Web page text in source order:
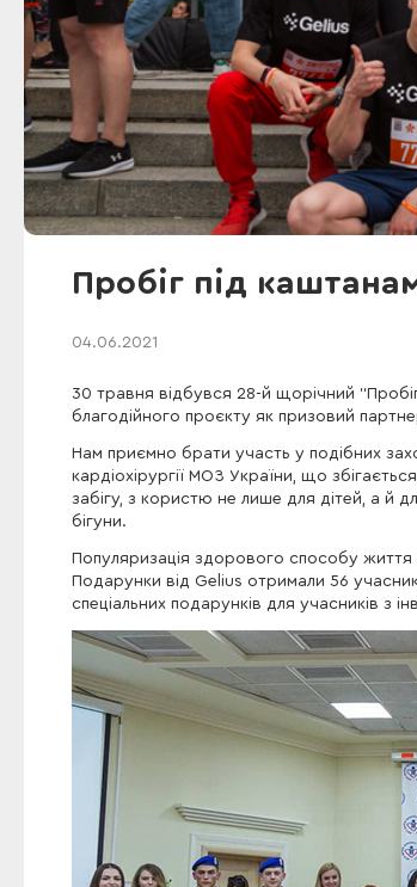
Пробіг під
04.06.2021
30 травня відбувся 28-й щорічний
благодійного проєкту як призовий
Нам приємно брати участь у подібних
кардіохірургії МОЗ України, що
забігу, з користю не лише для дітей, а й
бігуни.
Популяризація здорового способу життя
Подарунки від Gelius отримали 56
спеціальних подарунків для учасників з